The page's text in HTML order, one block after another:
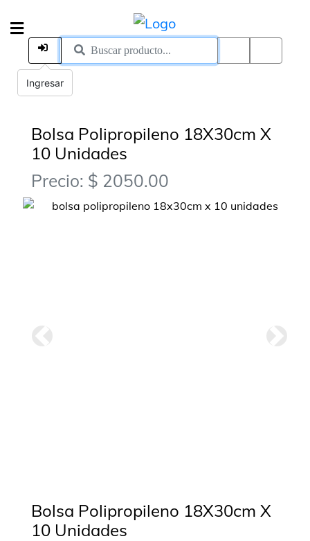
Bolsa Polipropileno 18X30cm X
10 Unidades
Precio: $ 2050.00
Bolsa Polipropileno 18X30cm X
10 Unidades
Ingresar